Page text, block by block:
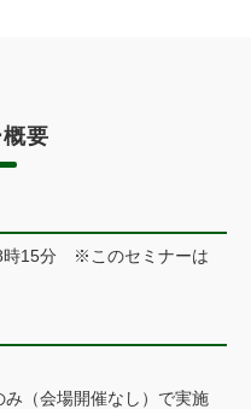
要
時15分 ※このセミナーは
（会場開催なし）で実施